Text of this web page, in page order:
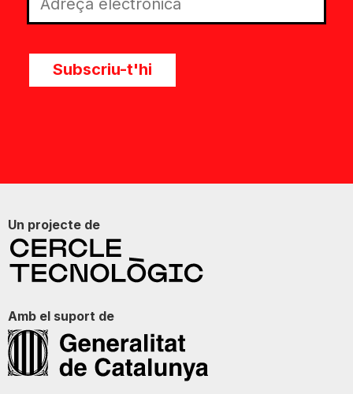
Subscriu-t'hi
Un projecte de
Amb el suport de